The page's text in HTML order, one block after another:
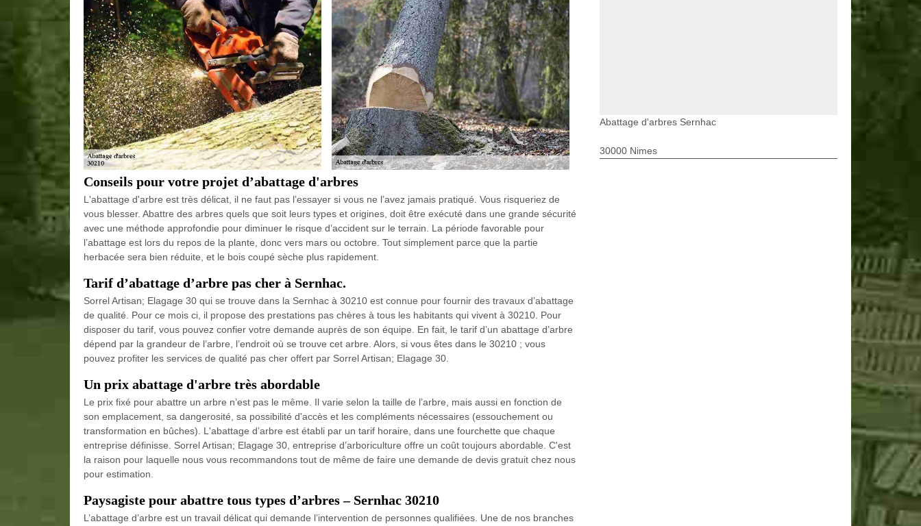
Conseils pour votre projet d’abattage d'arbres
L'abattage d'arbre est très délicat, il ne faut pas l’essayer si vous ne l’avez jamais pratiqué. Vous risqueriez de
vous blesser. Abattre des arbres quels que soit leurs types et origines, doit être exécuté dans une grande sécurité
avec une méthode approfondie pour diminuer le risque d’accident sur le terrain. La période favorable pour
l’abattage est lors du repos de la plante, donc vers mars ou octobre. Tout simplement parce que la partie
herbacée sera bien réduite, et le bois coupé sèche plus rapidement.
Tarif d’abattage d’arbre pas cher à Sernhac.
Sorrel Artisan; Elagage 30 qui se trouve dans la Sernhac à 30210 est connue pour fournir des travaux d’abattage
de qualité. Pour ce mois ci, il propose des prestations pas chères à tous les habitants qui vivent à 30210. Pour
disposer du tarif, vous pouvez confier votre demande auprès de son équipe. En fait, le tarif d’un abattage d’arbre
dépend par la grandeur de l’arbre, l’endroit où se trouve cet arbre. Alors, si vous êtes dans le 30210 ; vous
pouvez profiter les services de qualité pas cher offert par Sorrel Artisan; Elagage 30.
Un prix abattage d'arbre très abordable
Le prix fixé pour abattre un arbre n’est pas le même. Il varie selon la taille de l’arbre, mais aussi en fonction de
son emplacement, sa dangerosité, sa possibilité d'accès et les compléments nécessaires (essouchement ou
transformation en bûches). L'abattage d’arbre est établi par un tarif horaire, dans une fourchette que chaque
entreprise définisse. Sorrel Artisan; Elagage 30, entreprise d’arboriculture offre un coût toujours abordable. C'est
la raison pour laquelle nous vous recommandons tout de même de faire une demande de devis gratuit chez nous
pour estimation.
Paysagiste pour abattre tous types d’arbres – Sernhac 30210
L’abattage d’arbre est un travail délicat qui demande l’intervention de personnes qualifiées. Une de nos branches
Abattage d'arbres Sernhac
30000 Nimes